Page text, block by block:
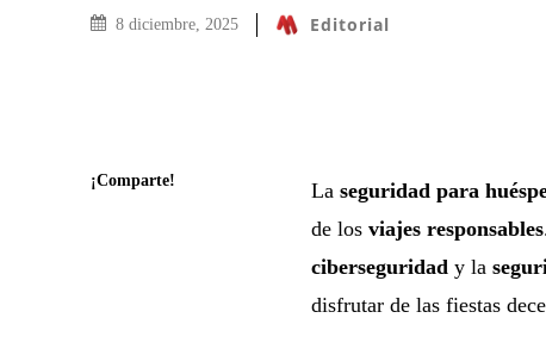
8 diciembre, 2025 Editorial
¡Comparte! La seguridad para
de los viajes responsables
ciberseguridad y la
disfrutar de las fiestas